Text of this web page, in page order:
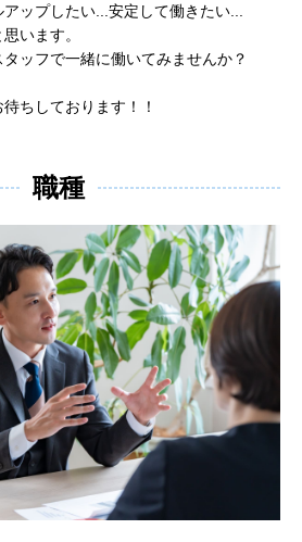
ップしたい...安定して働きたい...
います。
ッフで一緒に働いてみませんか？
ちしております！！
職種